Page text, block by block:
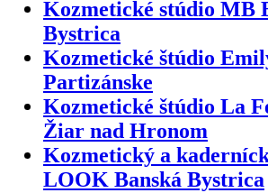
Kozmetické stúdio MB
Bystrica
Kozmetické štúdio
Partizánske
Kozmetické štúdio La
Žiar nad Hronom
Kozmetický a
LOOK Banská Bystrica